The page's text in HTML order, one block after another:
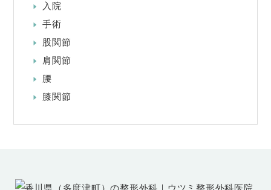
入院
手術
股関節
肩関節
腰
膝関節